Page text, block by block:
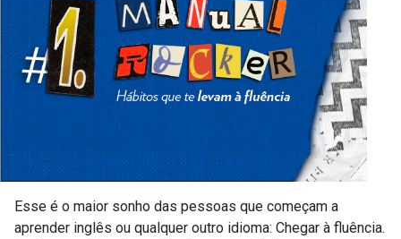
Esse é o maior sonho das pessoas que começam a
aprender inglês ou qualquer outro idioma: Chegar à fluência.